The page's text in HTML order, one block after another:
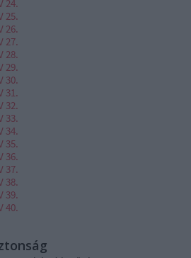
24.
25.
26.
27.
28.
29.
30.
31.
32.
33.
34.
35.
36.
37.
38.
39.
40.